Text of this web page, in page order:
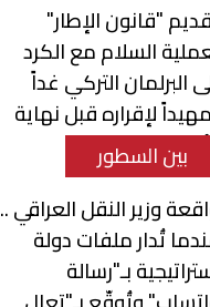
"قانون الإطار"
السلام مع الكرد
البرلمان التركي غداً
لإقراره قبل نهاية
بين السطور
وزير النقل العراقي ..
تُدار ملفات دولة
بـ"رسالة